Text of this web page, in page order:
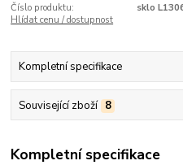
Číslo produktu:
sklo
Hlídat cenu / dostupnost
Kompletní specifikace
Související zboží 8
Kompletní specifikace